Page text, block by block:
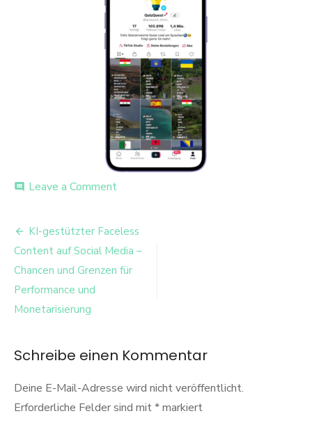
comment Leave a Commenton
Seminararbeit-
Commerce
Beitrags-
Navigation
KI-gestützter Faceless
Content auf Social Media –
Chancen und Grenzen für
Performance und
Monetarisierung
Schreibe einen Kommentar
Deine E-Mail-Adresse wird nicht veröffentlicht.
Erforderliche Felder sind mit*markiert